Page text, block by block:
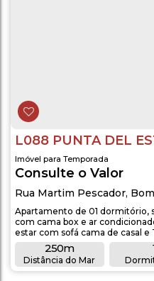
L088 PUNTA DEL
Consulte o Valor
Imóvel para Temporada
Rua Martim Pescador,
1
250m
Distância do Mar
Apartamento de 01 dormitório, sendo: - 01
com cama box e ar
estar com sofá cama de casal
com utensílios; - Tanque de
mesa e cadeiras; -
OBSERVAÇÕES: - Acomodação para 4 pessoas; - Não oferece vaga
de garagem; -...